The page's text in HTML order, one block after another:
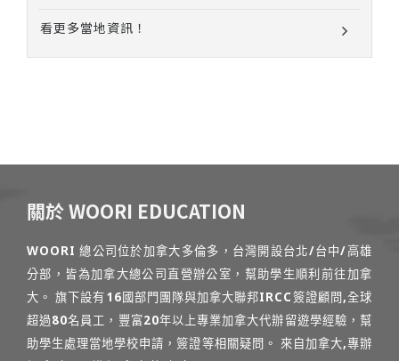
看更多當地資訊！
關於 WOORI EDUCATION
WOORI 總公司位於加拿大多倫多，台灣開設台北/台中/高雄
分部，皆為加拿大總公司直營辦公室，幫助學生順利前往加拿
大。 旗下設有16國部門團隊與加拿大聯邦IRCC簽證顧問,全球
超過80名員工，豐富20年以上專業加拿大代辦留遊學經驗，幫
助學生處理當地學校申請，簽證等相關疑問。 來自加拿大,專辦